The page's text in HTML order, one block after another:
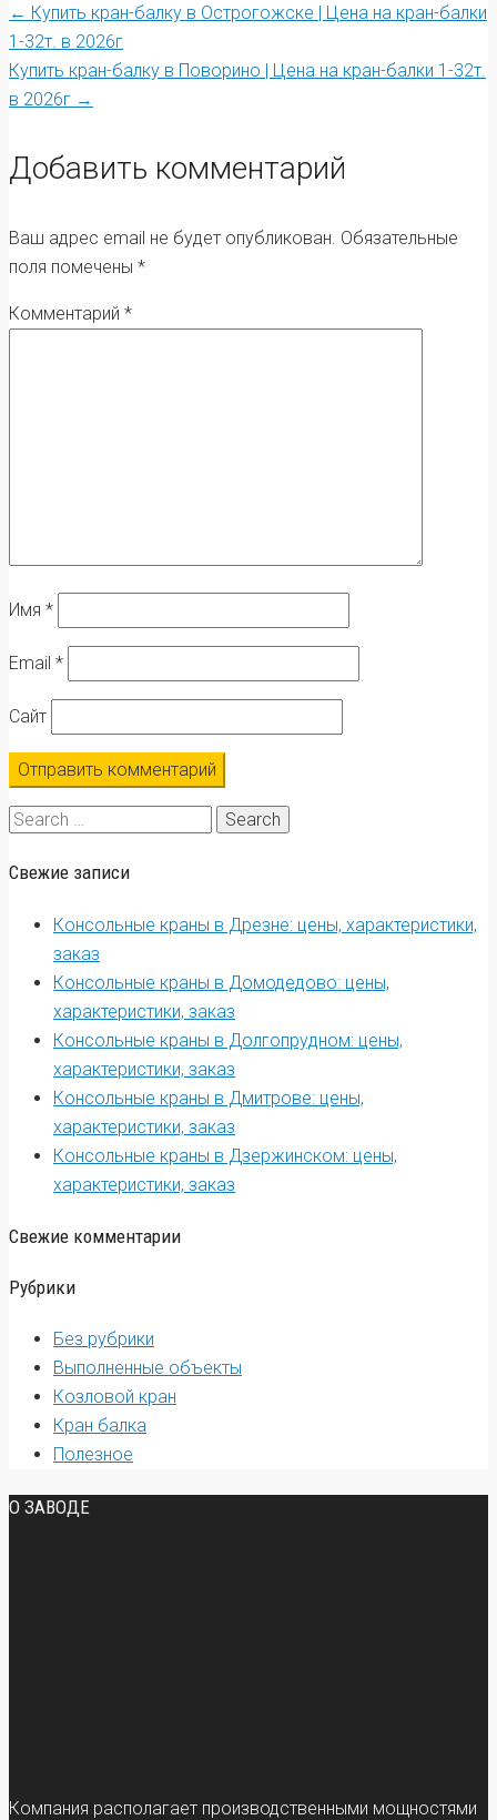
Post
navigation
← Купить кран-балку в Острогожске | Цена на кран-балки
1-32т. в 2026г
Купить кран-балку в Поворино | Цена на кран-балки 1-32т.
в 2026г →
Добавить комментарий
Ваш адрес email не будет опубликован. Обязательные
поля помечены *
Комментарий *
Имя *
Email *
Сайт
Search
Свежие записи
Консольные краны в Дрезне: цены, характеристики,
заказ
Консольные краны в Домодедово: цены,
характеристики, заказ
Консольные краны в Долгопрудном: цены,
характеристики, заказ
Консольные краны в Дмитрове: цены,
характеристики, заказ
Консольные краны в Дзержинском: цены,
характеристики, заказ
Свежие комментарии
Рубрики
Без рубрики
Выполненные объекты
Козловой кран
Кран балка
Полезное
О ЗАВОДЕ
Компания располагает производственными мощностями